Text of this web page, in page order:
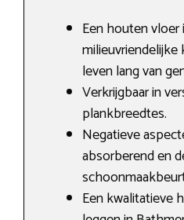
Een houten vloer
leven lang van
Verkrijgbaar in
plankbreedtes.
Negatieve
absorberend en
Een kwalitatieve